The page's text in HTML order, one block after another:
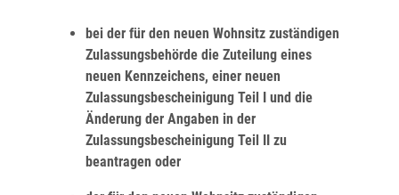
bei der für den neuen Wohnsitz zuständigen
Zulassungsbehörde die Zuteilung eines
neuen Kennzeichens, einer neuen
Zulassungsbescheinigung Teil I und die
Änderung der Angaben in der
Zulassungsbescheinigung Teil II zu
beantragen oder